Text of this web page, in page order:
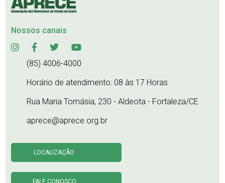
Nossos canais
(85) 4006-4000
Horário de atendimento: 08 às 17 Horas
Rua Maria Tomásia, 230 - Aldeota - Fortaleza/CE
aprece@aprece.org.br
LOCALIZAÇÃO
FALE CONOSCO